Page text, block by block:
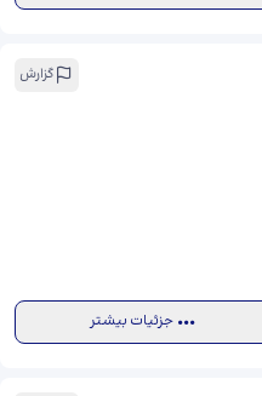
گزارش
جزئیات بیشتر